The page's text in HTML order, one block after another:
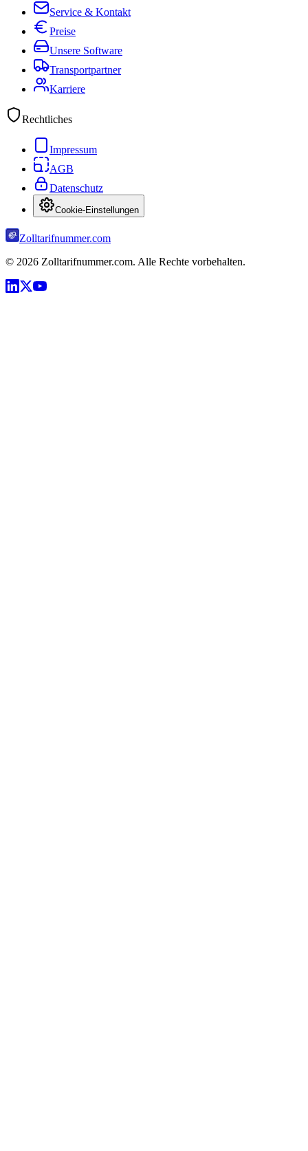
Service & Kontakt
Preise
Unsere Software
Transportpartner
Karriere
Rechtliches
Impressum
AGB
Datenschutz
Cookie-Einstellungen
Zolltarifnummer.com
© 2026 Zolltarifnummer.com. Alle Rechte vorbehalten.